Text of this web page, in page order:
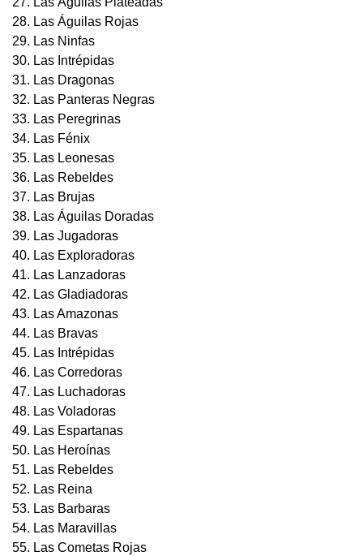
28. Las Águilas Rojas
29. Las Ninfas
30. Las Intrépidas
31. Las Dragonas
32. Las Panteras Negras
33. Las Peregrinas
34. Las Fénix
35. Las Leonesas
36. Las Rebeldes
37. Las Brujas
38. Las Águilas Doradas
39. Las Jugadoras
40. Las Exploradoras
41. Las Lanzadoras
42. Las Gladiadoras
43. Las Amazonas
44. Las Bravas
45. Las Intrépidas
46. Las Corredoras
47. Las Luchadoras
48. Las Voladoras
49. Las Espartanas
50. Las Heroínas
51. Las Rebeldes
52. Las Reina
53. Las Barbaras
54. Las Maravillas
55. Las Cometas Rojas